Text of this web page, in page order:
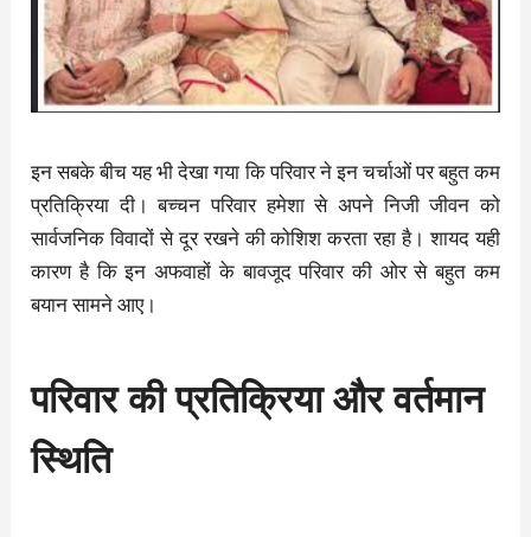
इन सबके बीच यह भी देखा गया कि परिवार ने इन चर्चाओं पर बहुत कम
प्रतिक्रिया दी। बच्चन परिवार हमेशा से अपने निजी जीवन को
सार्वजनिक विवादों से दूर रखने की कोशिश करता रहा है। शायद यही
कारण है कि इन अफवाहों के बावजूद परिवार की ओर से बहुत कम
बयान सामने आए।
परिवार की प्रतिक्रिया और वर्तमान
स्थिति